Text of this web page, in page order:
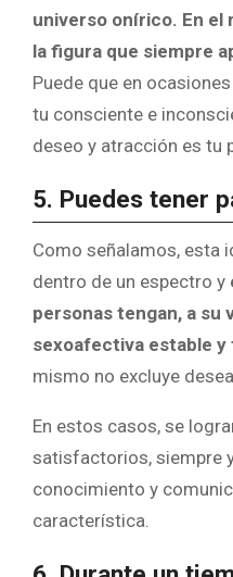
universo onírico. En el
la figura que siempre
Puede que en
tu consciente e
deseo y atracción es tu
5. Puedes tener
Como señalamos, esta
dentro de un espectro y
personas tengan, a su
sexoafectiva estable y
mismo no excluye
En estos casos, se
satisfactorios, siempre
conocimiento y
característica.